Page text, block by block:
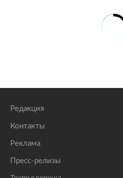
Редакция
Контакты
Реклама
Пресс-релизы